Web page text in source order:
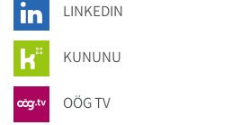
LINKEDIN
KUNUNU
OÖG TV